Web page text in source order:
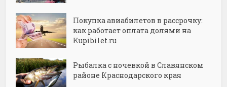
Покупка авиабилетов в рассрочку:
как работает оплата долями на
Kupibilet.ru
Рыбалка с ночевкой в Славянском
районе Краснодарского края